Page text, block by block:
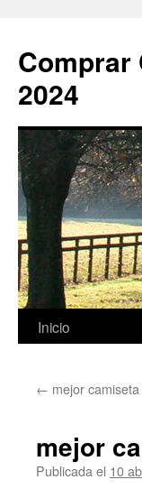
Comprar
2024
Saltar
contenido
Inicio
← mejor
mejor
Publicada el 10